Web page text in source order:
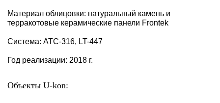
Материал облицовки: натуральный камень и
терракотовые керамические панели Frontek
Система: АТС-316, LT-447
Год реализации: 2018 г.
Объекты U-kon: